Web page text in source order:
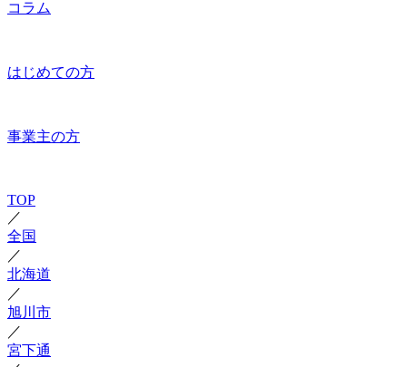
コラム
はじめての方
事業主の方
TOP
／
全国
／
北海道
／
旭川市
／
宮下通